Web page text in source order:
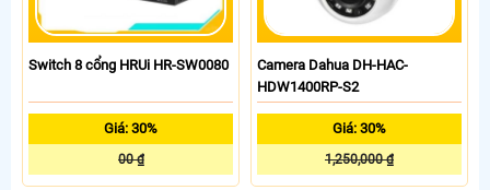
Switch 8 cổng HRUi HR-SW0080
Giá: 30%
00 ₫
Camera Dahua DH-HAC-
HDW1400RP-S2
Giá: 30%
1,250,000 ₫